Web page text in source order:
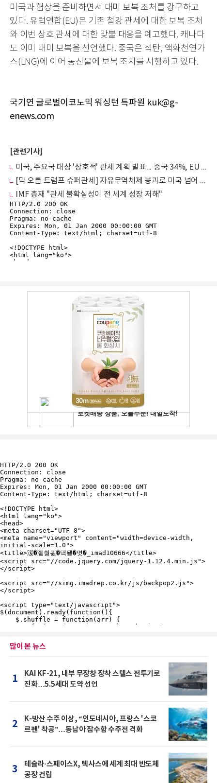
미국과 협상을 준비하면서 대미 보복 조처를 강구하고
있다. 유럽연합(EU)은 기존 철강 관세에 대한 보복 조처
와 이번 상호 관세에 대한 맞불 대응을 예고했다. 캐나다
도 이미 대미 보복을 선언했다. 중국은 석탄, 액화천연가
스(LNG)에 이어 농산물에 보복 조치를 시행하고 있다.
국기연 글로벌이코노믹 워싱턴 특파원 kuk@g-
enews.com
[관련기사]
미국, 주요국 대상 '상호적' 관세 계획 발표... 중국 34%, EU 20% 적용
[막 오른 트럼프 슈퍼관세] 자유무역체제 붕괴로 미국 넘어 글로벌 경기 침체 우려 고조
IMF 총재 "관세 불확실성이 전 세계 성장 저해"
많이 본 뉴스
1
KAI KF-21, 내부 무장창 장착 스텔스 전투기로
진화…5.5세대 도약 선언
2
K-방산 수주 이상, “인도네시아, 프랑스 '스코
르펜' 착공”…동남아 잠수함 수주전 격화
3
테슬라·스페이스X, 텍사스에 세계 최대 반도체
공장 건립